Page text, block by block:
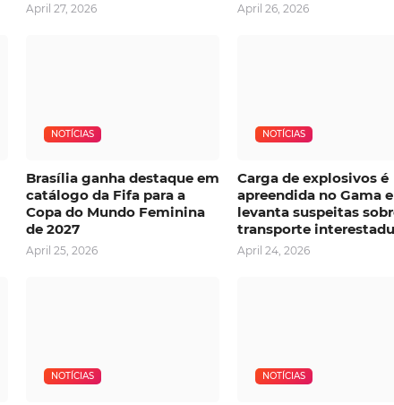
April 27, 2026 April 26, 2026
NOTÍCIAS
Brasília ganha destaque em
catálogo da Fifa para a
Copa do Mundo Feminina
de 2027
April 25, 2026
NOTÍCIAS
Carga de explosivos é
apreendida no Gama e
levanta suspeitas
transporte
April 24, 2026
NOTÍCIAS NOTÍCIAS